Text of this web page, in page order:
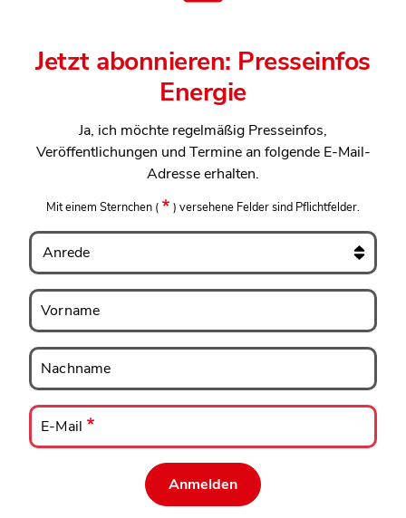
Jetzt abonnieren: Presseinfos
Energie
Ja, ich möchte regelmäßig Presseinfos,
Veröffentlichungen und Termine an folgende E-Mail-
Adresse erhalten.
Mit einem Sternchen ( ) versehene Felder sind Pflichtfelder.
Anrede
Vorname
Vorname
Nachname
Nachname
E-
Mail
E-Mail